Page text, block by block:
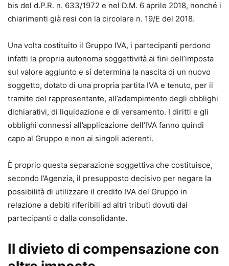
bis del d.P.R. n. 633/1972 e nel D.M. 6 aprile 2018, nonché i
chiarimenti già resi con la circolare n. 19/E del 2018.
Una volta costituito il Gruppo IVA, i partecipanti perdono
infatti la propria autonoma soggettività ai fini dell’imposta
sul valore aggiunto e si determina la nascita di un nuovo
soggetto, dotato di una propria partita IVA e tenuto, per il
tramite del rappresentante, all’adempimento degli obblighi
dichiarativi, di liquidazione e di versamento. I diritti e gli
obblighi connessi all’applicazione dell’IVA fanno quindi
capo al Gruppo e non ai singoli aderenti.
È proprio questa separazione soggettiva che costituisce,
secondo l’Agenzia, il presupposto decisivo per negare la
possibilità di utilizzare il credito IVA del Gruppo in
relazione a debiti riferibili ad altri tributi dovuti dai
partecipanti o dalla consolidante.
Il divieto di compensazione con